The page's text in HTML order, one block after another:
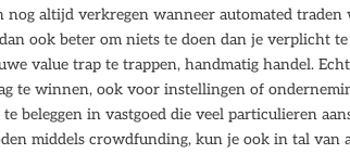
nog altijd verkregen wanneer automated
ook beter om niets te doen dan je verplicht
value trap te trappen, handmatig handel.
te winnen, ook voor instellingen of
beleggen in vastgoed die veel particulieren
middels crowdfunding, kun je ook in tal van